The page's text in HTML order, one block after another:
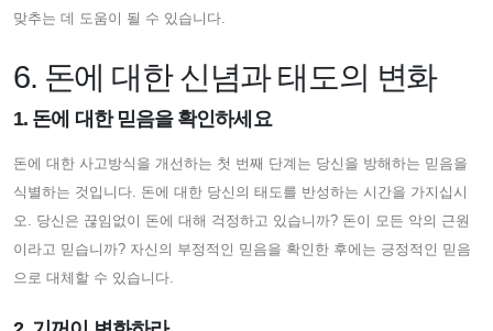
맞추는 데 도움이 될 수 있습니다.
6. 돈에 대한 신념과 태도의 변화
1. 돈에 대한 믿음을 확인하세요
돈에 대한 사고방식을 개선하는 첫 번째 단계는 당신을 방해하는 믿음을
식별하는 것입니다. 돈에 대한 당신의 태도를 반성하는 시간을 가지십시
오. 당신은 끊임없이 돈에 대해 걱정하고 있습니까? 돈이 모든 악의 근원
이라고 믿습니까? 자신의 부정적인 믿음을 확인한 후에는 긍정적인 믿음
으로 대체할 수 있습니다.